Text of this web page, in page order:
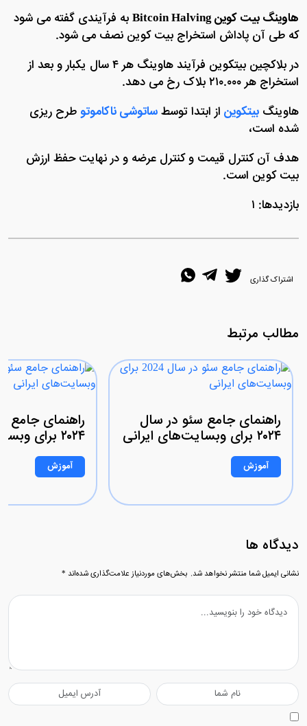
هاوینگ بیت کوین Bitcoin Halving
به فرآیندی گفته می شود
که طی آن پاداش استخراج بیت کوین نصف می شود.
در بلاکچین بیتکوین فرآیند هاوینگ هر ۴ سال یکبار و بعد از
استخراج هر ۲۱۰.۰۰۰ بلاک رخ می دهد.
هاوینگ بیتکوین از ابتدا توسطساتوشی ناکاموتو طرح ریزی
شده است،
هدف آن کنترل قیمت و کنترل عرضه و در نهایت حفظ ارزش
بیت کوین است.
بازدیدها: ۱
اشتراک گذاری
مطالب مرتبط
راهنمای جامع سئو در سال
۲۰۲۴ برای وبسایت‌های ایرانی
آموزش
راهنمای جامع
۲۰۲۴ برای وبسایت‌های ایرانی
آموزش
دیدگاه ها
نشانی ایمیل شما منتشر نخواهد شد. بخش‌های موردنیاز علامت‌گذاری شده‌اند *